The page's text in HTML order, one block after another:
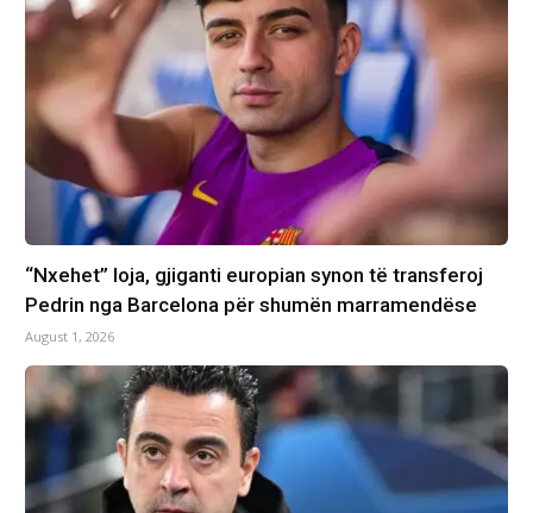
“Nxehet” loja, gjiganti europian synon të transferoj
Pedrin nga Barcelona për shumën marramendëse
August 1, 2026